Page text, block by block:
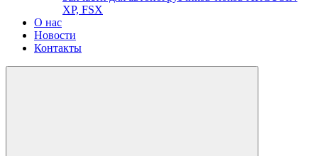
XP, FSX
О нас
Новости
Контакты